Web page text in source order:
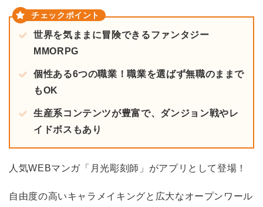
世界を気ままに冒険できるファンタジー
MMORPG
個性ある6つの職業！職業を選ばず無職のままで
もOK
生産系コンテンツが豊富で、ダンジョン戦やレ
イドボスもあり
人気WEBマンガ「月光彫刻師」がアプリとして登場！
自由度の高いキャラメイキングと広大なオープンワール